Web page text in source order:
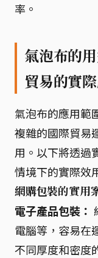
率。
氣泡布的
貿易的實
氣泡布的應用範
複雜的國際貿易
用。以下將透過
情境下的實際效
網購包裝的實用
電子產品包裝：
電腦等，容易在
不同厚度和密度